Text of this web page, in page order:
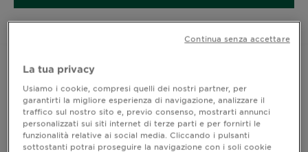
Risultati
CLOSE SUBPANEL
La tua privacy
Usiamo i cookie, compresi quelli dei nostri partner, per
garantirti la migliore esperienza di navigazione, analizzare il
traffico sul nostro sito e, previo consenso, mostrarti annunci
personalizzati sui siti internet di terze parti e per fornirti le
funzionalità relative ai social media. Cliccando i pulsanti
sottostanti potrai proseguire la navigazione con i soli cookie
Continua senza accettare